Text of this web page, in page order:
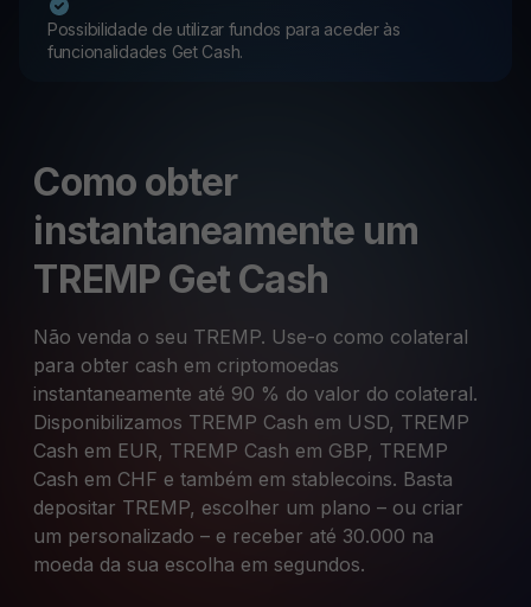
Possibilidade de utilizar fundos para aceder às
funcionalidades Get Cash.
Como obter
instantaneamente um
TREMP Get Cash
Não venda o seu TREMP. Use-o como colateral
para obter cash em criptomoedas
instantaneamente até 90 % do valor do colateral.
Disponibilizamos TREMP Cash em USD, TREMP
Cash em EUR, TREMP Cash em GBP, TREMP
Cash em CHF e também em stablecoins. Basta
depositar TREMP, escolher um plano – ou criar
um personalizado – e receber até 30.000 na
moeda da sua escolha em segundos.